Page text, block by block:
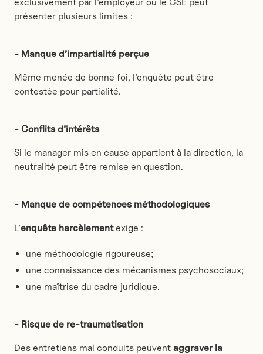
présenter plusieurs limites :
- Manque d’impartialité perçue
Même menée de bonne foi, l’enquête peut être
contestée pour partialité.
- Conflits d’intérêts
Si le manager mis en cause appartient à la direction, la
neutralité peut être remise en question.
- Manque de compétences méthodologiques
L’enquête harcèlementexige :
une méthodologie rigoureuse;
une connaissance des mécanismes psychosociaux;
une maîtrise du cadre juridique.
- Risque de re-traumatisation
Des entretiens mal conduits peuvent aggraver la